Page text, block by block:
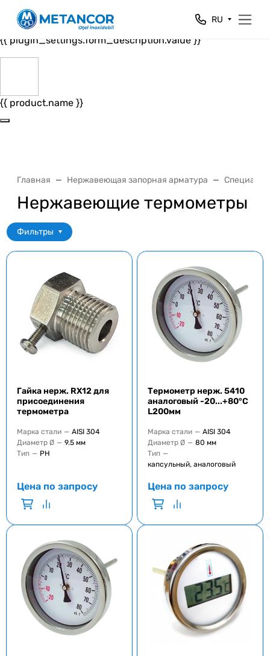
Close
{{ plugin_settings.form_header.value }}
{{ plugin_settings.form_description.value }}
{{ product.name }}
RU
Главная Нержавеющая запорная арматура
Нержавеющие термометры
Фильтры
Гайка нерж. RX12 для
присоединения
термометра
Марка стали — AISI 304
Диаметр Ø — 9.5 мм
Тип — РН
Цена по запросу
Термометр нерж. 5410
аналоговый -20...+80°C
L200мм
Марка стали — AISI 304
Диаметр Ø — 80 мм
Тип —
капсульный, аналоговый
Цена по запросу